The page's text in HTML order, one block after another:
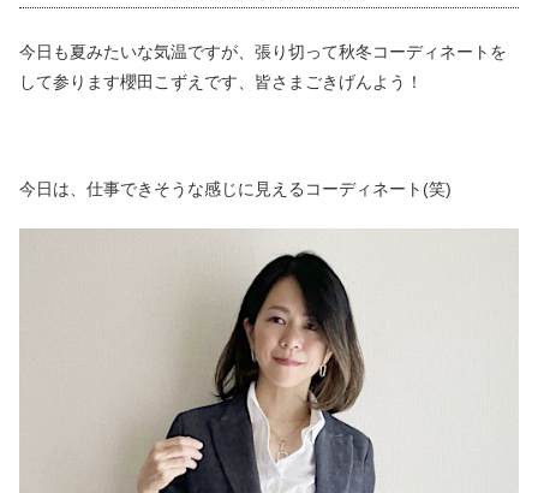
今日も夏みたいな気温ですが、張り切って秋冬コーディネートを
して参ります櫻田こずえです、皆さまごきげんよう！
今日は、仕事できそうな感じに見えるコーディネート(笑)